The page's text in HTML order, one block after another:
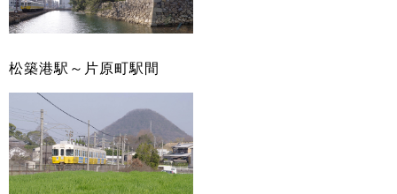
松築港駅～片原町駅間